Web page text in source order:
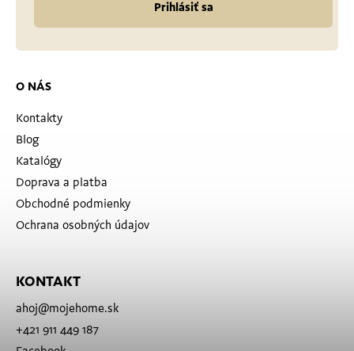
O NÁS
Kontakty
Blog
Katalógy
Doprava a platba
Obchodné podmienky
Ochrana osobných údajov
KONTAKT
ahoj@mojehome.sk
+421 911 449 187
Prihlásiť sa